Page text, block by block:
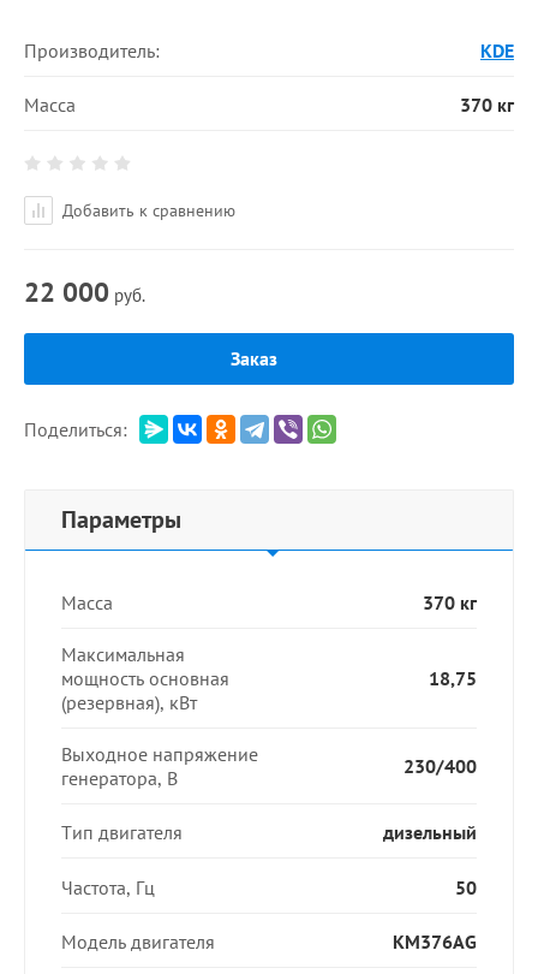
Производитель: KDE
Масса 370 кг
Добавить к сравнению
22 000 руб.
Заказ
Поделиться:
Параметры
Масса 370 кг
Максимальная
мощность основная
(резервная), кВт
18,75
Выходное напряжение
генератора, В
230/400
Тип двигателя дизельный
Частота, Гц 50
Модель двигателя KM376AG